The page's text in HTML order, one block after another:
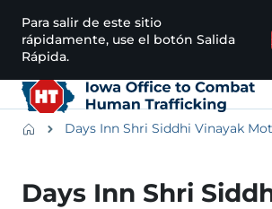
Pasar al contenido principal
Para salir de este sitio
rápidamente, use el botón Salida
Rápida.
Main
BreadcrumbsDays Inn Shri Siddhi Vinayak
Days Inn Shri